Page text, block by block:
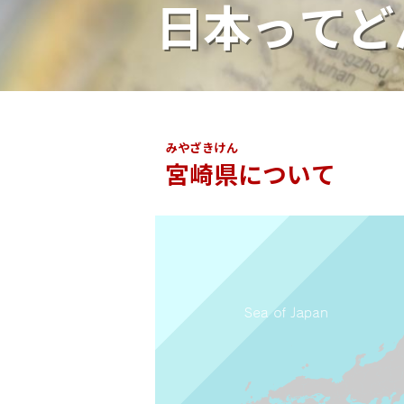
日本って
宮崎県
みやざきけん
について